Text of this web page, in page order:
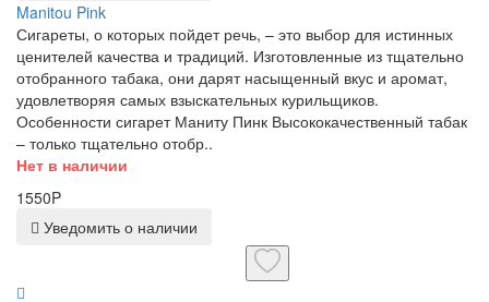
Manitou Pink
Сигареты, о которых пойдет речь, – это выбор для истинных
ценителей качества и традиций. Изготовленные из тщательно
отобранного табака, они дарят насыщенный вкус и аромат,
удовлетворяя самых взыскательных курильщиков.
Особенности сигарет Маниту Пинк Высококачественный табак
– только тщательно отобр..
Нет в наличии
1550P
Уведомить о наличии